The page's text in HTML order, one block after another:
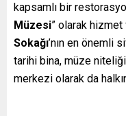
kapsamlı bir
Müzesi” olarak hizmet
Sokağı’nın en önemli
tarihi bina, müze
merkezi olarak da